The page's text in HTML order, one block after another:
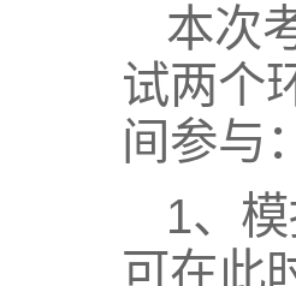
本次
试两个
间参与
1、
可在此